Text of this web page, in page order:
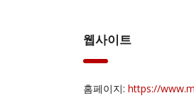
웹사이트
홈페이지: https://